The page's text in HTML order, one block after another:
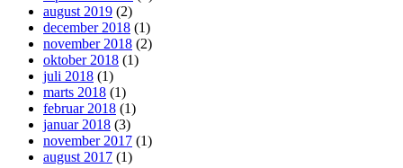
august 2019 (2)
december 2018 (1)
november 2018 (2)
oktober 2018 (1)
juli 2018 (1)
marts 2018 (1)
februar 2018 (1)
januar 2018 (3)
november 2017 (1)
august 2017 (1)